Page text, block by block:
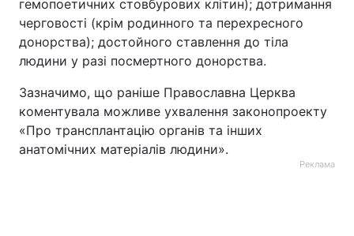
гемопоетичних стовбурових клітин); дотримання
черговості (крім родинного та перехресного
донорства); достойного ставлення до тіла
людини у разі посмертного донорства.
Зазначимо, що раніше Православна Церква
коментувала можливе ухвалення законопроекту
«Про трансплантацію органів та інших
анатомічних матеріалів людини».
Реклама